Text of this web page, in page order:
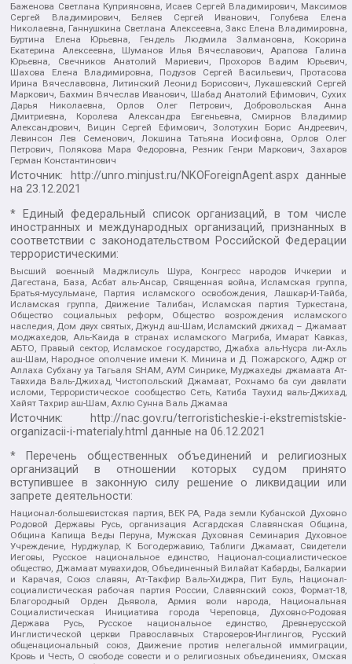
Баженова Светлана Куприяновна, Исаев Сергей Владимирович, Максимов
Сергей Владимирович, Беляев Сергей Иванович, Голубева Елена
Николаевна, Ганнушкина Светлана Алексеевна, Закс Елена Владимировна,
Буртина Елена Юрьевна, Гендель Людмила Залмановна, Кокорина
Екатерина Алексеевна, Шуманов Илья Вячеславович, Арапова Галина
Юрьевна, Свечников Анатолий Мариевич, Прохоров Вадим Юрьевич,
Шахова Елена Владимировна, Подузов Сергей Васильевич, Протасова
Ирина Вячеславовна, Литинский Леонид Борисович, Лукашевский Сергей
Маркович, Бахмин Вячеслав Иванович, Шабад Анатолий Ефимович, Сухих
Дарья Николаевна, Орлов Олег Петрович, Добровольская Анна
Дмитриевна, Королева Александра Евгеньевна, Смирнов Владимир
Александрович, Вицин Сергей Ефимович, Золотухин Борис Андреевич,
Левинсон Лев Семенович, Локшина Татьяна Иосифовна, Орлов Олег
Петрович, Полякова Мара Федоровна, Резник Генри Маркович, Захаров
Герман Константинович
Источник: http://unro.minjust.ru/NKOForeignAgent.aspxданные
на23.12.2021
* Единый федеральный список организаций, в том числе
иностранных и международных организаций, признанных в
соответствии с законодательством Российской Федерации
террористическими:
Высший военный Маджлисуль Шура, Конгресс народов Ичкерии и
Дагестана, База, Асбат аль-Ансар, Священная война, Исламская группа,
Братья-мусульмане, Партия исламского освобождения, Лашкар-И-Тайба,
Исламская группа, Движение Талибан, Исламская партия Туркестана,
Общество социальных реформ, Общество возрождения исламского
наследия, Дом двух святых, Джунд аш-Шам, Исламский джихад – Джамаат
моджахедов, Аль-Каида в странах исламского Магриба, Имарат Кавказ,
АБТО, Правый сектор, Исламское государство, Джабха аль-Нусра ли-Ахль
аш-Шам, Народное ополчение имени К. Минина и Д. Пожарского, Аджр от
Аллаха Субхану уа Тагьаля SHAM, АУМ Синрике, Муджахеды джамаата Ат-
Тавхида Валь-Джихад, Чистопольский Джамаат, Рохнамо ба суи давлати
исломи, Террористическое сообщество Сеть, Катиба Таухид валь-Джихад,
Хайят Тахрир аш-Шам, Ахлю Сунна Валь Джамаа
Источник:
http://nac.gov.ru/terroristicheskie-i-ekstremistskie-
organizacii-i-materialy.html данные на06.12.2021
* Перечень общественных объединений и религиозных
организаций в отношении которых судом принято
вступившее в законную силу решение о ликвидации или
запрете деятельности:
Национал-большевистская партия, ВЕК РА, Рада земли Кубанской Духовно
Родовой Державы Русь, организация Асгардская Славянская Община,
Община Капища Веды Перуна, Мужская Духовная Семинария Духовное
Учреждение, Нурджулар, К Богодержавию, Таблиги Джамаат, Свидетели
Иеговы, Русское национальное единство, Национал-социалистическое
общество, Джамаат мувахидов, Объединенный Вилайат Кабарды, Балкарии
и Карачая, Союз славян, Ат-Такфир Валь-Хиджра, Пит Буль, Национал-
социалистическая рабочая партия России, Славянский союз, Формат-18,
Благородный Орден Дьявола, Армия воли народа, Национальная
Социалистическая Инициатива города Череповца, Духовно-Родовая
Держава Русь, Русское национальное единство, Древнерусской
Инглистической церкви Православных Староверов-Инглингов, Русский
общенациональный союз, Движение против нелегальной иммиграции,
Кровь и Честь, О свободе совести и о религиозных объединениях, Омская